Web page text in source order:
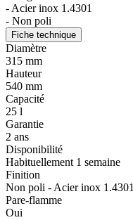
- Acier inox 1.4301
- Non poli
Fiche technique
Diamètre
315 mm
Hauteur
540 mm
Capacité
25 l
Garantie
2 ans
Disponibilité
Habituellement 1 semaine
Finition
Non poli - Acier inox 1.4301
Pare-flamme
Oui